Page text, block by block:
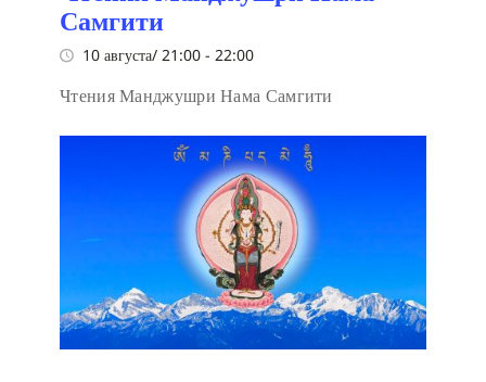
Самгити
10 августа/ 21:00 - 22:00
Чтения Манджушри Нама Самгити